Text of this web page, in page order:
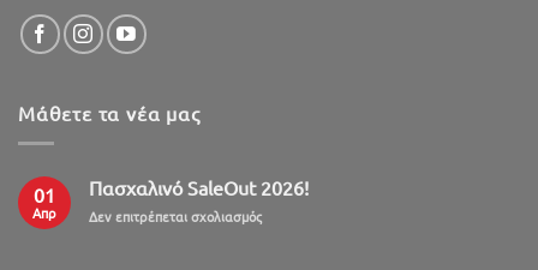
Μάθετε τα νέα μας
01
Απρ
Πασχαλινό SaleOut 2026!
Δεν επιτρέπεται σχολιασμόςστο